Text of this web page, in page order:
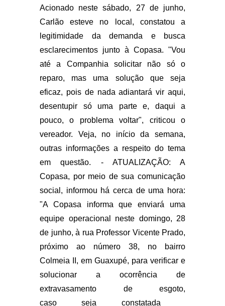
Acionado neste sábado, 27 de junho,
Carlão esteve no local, constatou a
legitimidade da demanda e busca
esclarecimentos junto à Copasa. "Vou
até a Companhia solicitar não só o
reparo, mas uma solução que seja
eficaz, pois de nada adiantará vir aqui,
desentupir só uma parte e, daqui a
pouco, o problema voltar", criticou o
vereador. Veja, no início da semana,
outras informações a respeito do tema
em questão. - ATUALIZAÇÃO: A
Copasa, por meio de sua comunicação
social, informou há cerca de uma hora:
"A Copasa informa que enviará uma
equipe operacional neste domingo, 28
de junho, à rua Professor Vicente Prado,
próximo ao número 38, no bairro
Colmeia II, em Guaxupé, para verificar e
solucionar a ocorrência de
extravasamento de esgoto,
caso seja constatada